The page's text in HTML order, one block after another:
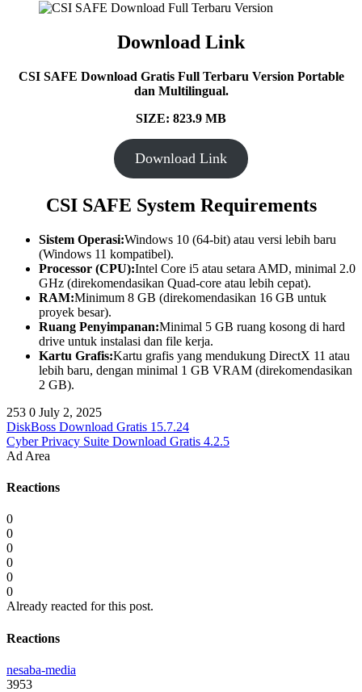
Download Link
CSI SAFE Download Gratis Full Terbaru Version Portable
dan Multilingual.
SIZE: 823.9 MB
Download Link
CSI SAFE System Requirements
Sistem Operasi:Windows 10 (64-bit) atau versi lebih baru
(Windows 11 kompatibel).
Processor (CPU):Intel Core i5 atau setara AMD, minimal 2.0
GHz (direkomendasikan Quad-core atau lebih cepat).
RAM:Minimum 8 GB (direkomendasikan 16 GB untuk
proyek besar).
Ruang Penyimpanan:Minimal 5 GB ruang kosong di hard
drive untuk instalasi dan file kerja.
Kartu Grafis:Kartu grafis yang mendukung DirectX 11 atau
lebih baru, dengan minimal 1 GB VRAM (direkomendasikan
2 GB).
253 0 July 2, 2025
DiskBoss Download Gratis 15.7.24
Cyber Privacy Suite Download Gratis 4.2.5
Ad Area
Reactions
0
0
0
0
0
0
Already reacted for this post.
Reactions
nesaba-media
3953